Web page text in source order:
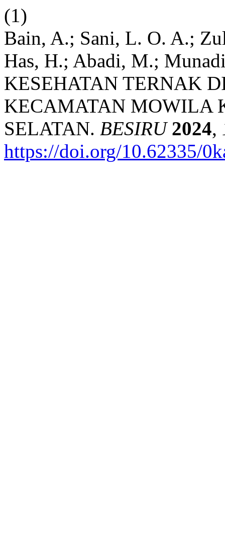
(1)
Bain, A.; Sani, L. O. A.;
Has, H.; Abadi, M.;
KESEHATAN TERNAK
KECAMATAN MOWILA
SELATAN. BESIRU 2024,
https://doi.org/10.62335/